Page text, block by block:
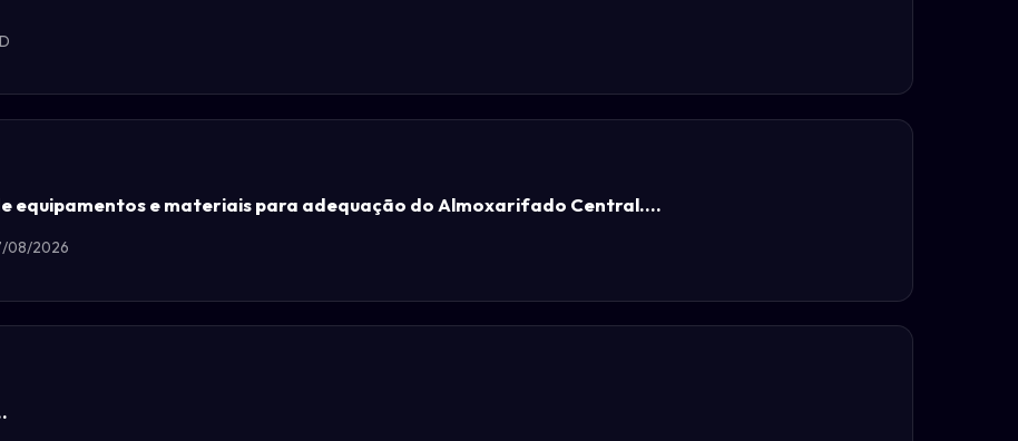
equipamentos e materiais para adequação do Almoxarifado Central....
08/2026